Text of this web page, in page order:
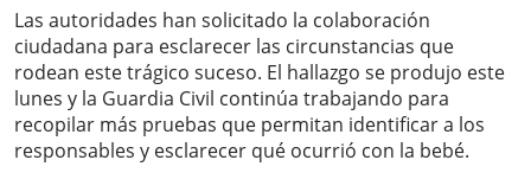
Las autoridades han solicitado la colaboración
ciudadana para esclarecer las circunstancias que
rodean este trágico suceso. El hallazgo se produjo este
lunes y la Guardia Civil continúa trabajando para
recopilar más pruebas que permitan identificar a los
responsables y esclarecer qué ocurrió con la bebé.